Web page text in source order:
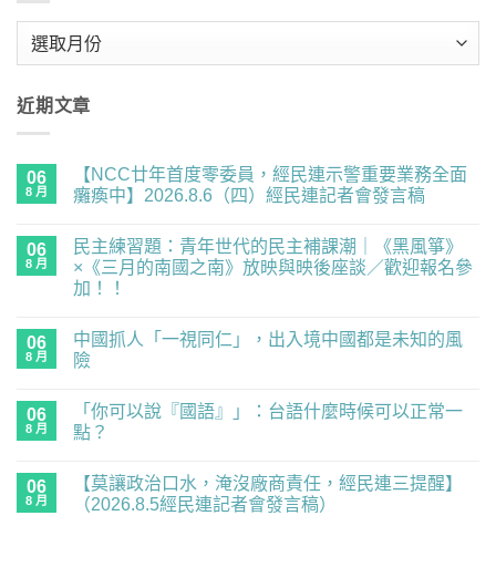
近期文章
06
8 月
【NCC廿年首度零委員，經民連示警重要業務全面
癱瘓中】2026.8.6（四）經民連記者會發言稿
廿
首
度
員，
經
民
要
留
言
06
8 月
民主練習題：青年世代的民主補課潮｜《黑風箏》
×《三月的南國之南》放映與映後座談／歡迎報名參
加！！
主
練
習
世
代
留
言
06
8 月
中國抓人「一視同仁」，出入境中國都是未知的風
險
抓
人
仁」，
言
06
8 月
「你可以說『國語』」：台語什麼時候可以正常一
點？
06
8 月
【莫讓政治口水，淹沒廠商責任，經民連三提醒】
（2026.8.5經民連記者會發言稿）